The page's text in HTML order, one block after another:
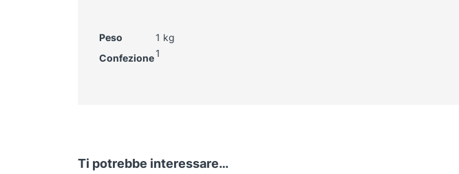
Peso
1 kg
Confezione 1
Ti potrebbe interessare…